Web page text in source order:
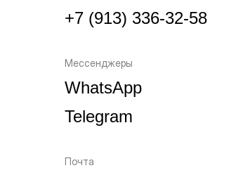
+7 (913) 336-32-58
Мессенджеры
WhatsApp
Telegram
Почта